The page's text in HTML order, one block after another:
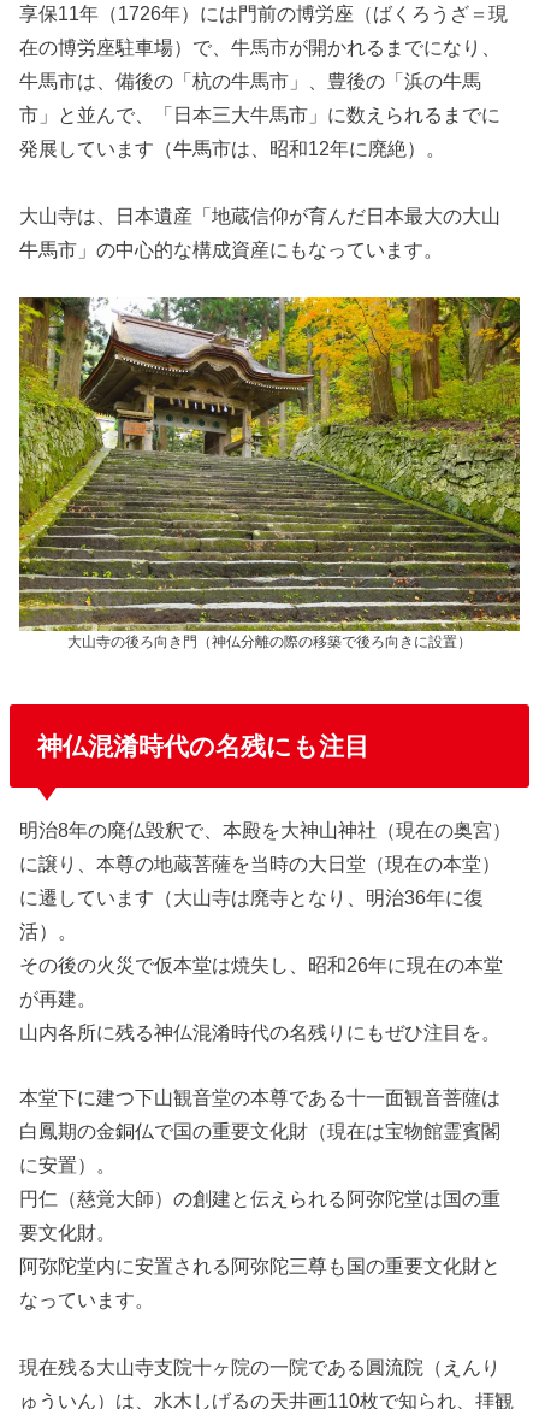
享保11年（1726年）には門前の博労座（ばくろうざ＝現
在の博労座駐車場）で、牛馬市が開かれるまでになり、
牛馬市は、備後の「杭の牛馬市」、豊後の「浜の牛馬
市」と並んで、「日本三大牛馬市」に数えられるまでに
発展しています（牛馬市は、昭和12年に廃絶）。
大山寺は、日本遺産「地蔵信仰が育んだ日本最大の大山
牛馬市」の中心的な構成資産にもなっています。
大山寺の後ろ向き門（神仏分離の際の移築で後ろ向きに設置）
神仏混淆時代の名残にも注目
明治8年の廃仏毀釈で、本殿を大神山神社（現在の奥宮）
に譲り、本尊の地蔵菩薩を当時の大日堂（現在の本堂）
に遷しています（大山寺は廃寺となり、明治36年に復
活）。
その後の火災で仮本堂は焼失し、昭和26年に現在の本堂
が再建。
山内各所に残る神仏混淆時代の名残りにもぜひ注目を。
本堂下に建つ下山観音堂の本尊である十一面観音菩薩は
白鳳期の金銅仏で国の重要文化財（現在は宝物館霊賓閣
に安置）。
円仁（慈覚大師）の創建と伝えられる阿弥陀堂は国の重
要文化財。
阿弥陀堂内に安置される阿弥陀三尊も国の重要文化財と
なっています。
現在残る大山寺支院十ヶ院の一院である圓流院（えんり
ゅういん）は、水木しげるの天井画110枚で知られ、拝観